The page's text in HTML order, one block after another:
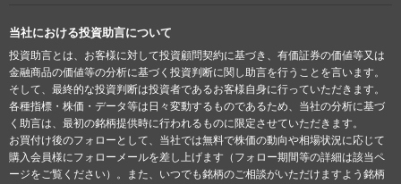
当社における投資助言について
投資助言とは、お客様に対して投資顧問契約に基づき、有価証券の価値等又は
金融商品の価値等の分析に基づく投資判断に関し助言を行うことを言います。
そして、最終的な投資判断は投資者であるお客様自身に行っていただきます。
各種指標・株価・データ等は日々変動するものであるため、当社の分析に基づ
く助言は、最初の銘柄提供時に行われるものに限定させていただきます。
お買付け後のフォローとして、当社では無料で株価の動向や相場状況に応じて
購入会員様にフォローメールを差し上げます（フォロー期間等の詳細は該当ペ
ージをご覧ください）。また、いつでも銘柄のご相談がいただけますよう銘柄